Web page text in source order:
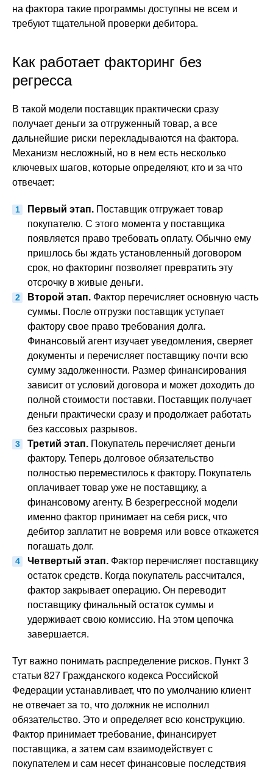
на фактора такие программы доступны не всем и
требуют тщательной проверки дебитора.
Как работает факторинг без
регресса
В такой модели поставщик практически сразу
получает деньги за отгруженный товар, а все
дальнейшие риски перекладываются на фактора.
Механизм несложный, но в нем есть несколько
ключевых шагов, которые определяют, кто и за что
отвечает:
Первый этап. Поставщик отгружает товар
покупателю. С этого момента у поставщика
появляется право требовать оплату. Обычно ему
пришлось бы ждать установленный договором
срок, но факторинг позволяет превратить эту
отсрочку в живые деньги.
Второй этап. Фактор перечисляет основную часть
суммы. После отгрузки поставщик уступает
фактору свое право требования долга.
Финансовый агент изучает уведомления, сверяет
документы и перечисляет поставщику почти всю
сумму задолженности. Размер финансирования
зависит от условий договора и может доходить до
полной стоимости поставки. Поставщик получает
деньги практически сразу и продолжает работать
без кассовых разрывов.
Третий этап. Покупатель перечисляет деньги
фактору. Теперь долговое обязательство
полностью переместилось к фактору. Покупатель
оплачивает товар уже не поставщику, а
финансовому агенту. В безрегрессной модели
именно фактор принимает на себя риск, что
дебитор заплатит не вовремя или вовсе откажется
погашать долг.
Четвертый этап. Фактор перечисляет поставщику
остаток средств. Когда покупатель рассчитался,
фактор закрывает операцию. Он переводит
поставщику финальный остаток суммы и
удерживает свою комиссию. На этом цепочка
завершается.
Тут важно понимать распределение рисков. Пункт 3
статьи 827 Гражданского кодекса Российской
Федерации устанавливает, что по умолчанию клиент
не отвечает за то, что должник не исполнил
обязательство. Это и определяет всю конструкцию.
Фактор принимает требование, финансирует
поставщика, а затем сам взаимодействует с
покупателем и сам несет финансовые последствия